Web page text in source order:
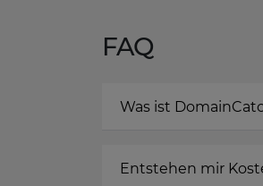
FAQ
Was ist
Entstehen mir